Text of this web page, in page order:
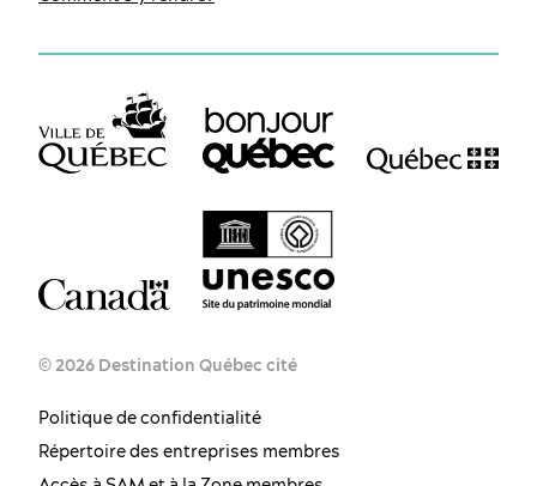
© 2026 Destination Québec cité
Politique de confidentialité
Répertoire des entreprises membres